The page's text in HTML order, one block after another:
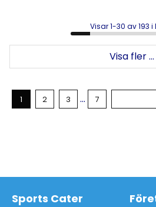
Visar 1-30 av 193 i
Visa fler ...
1 2 3 ... 7
Sports Cater